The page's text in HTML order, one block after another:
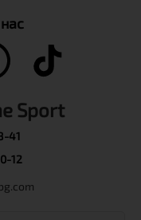
Sport
41
12